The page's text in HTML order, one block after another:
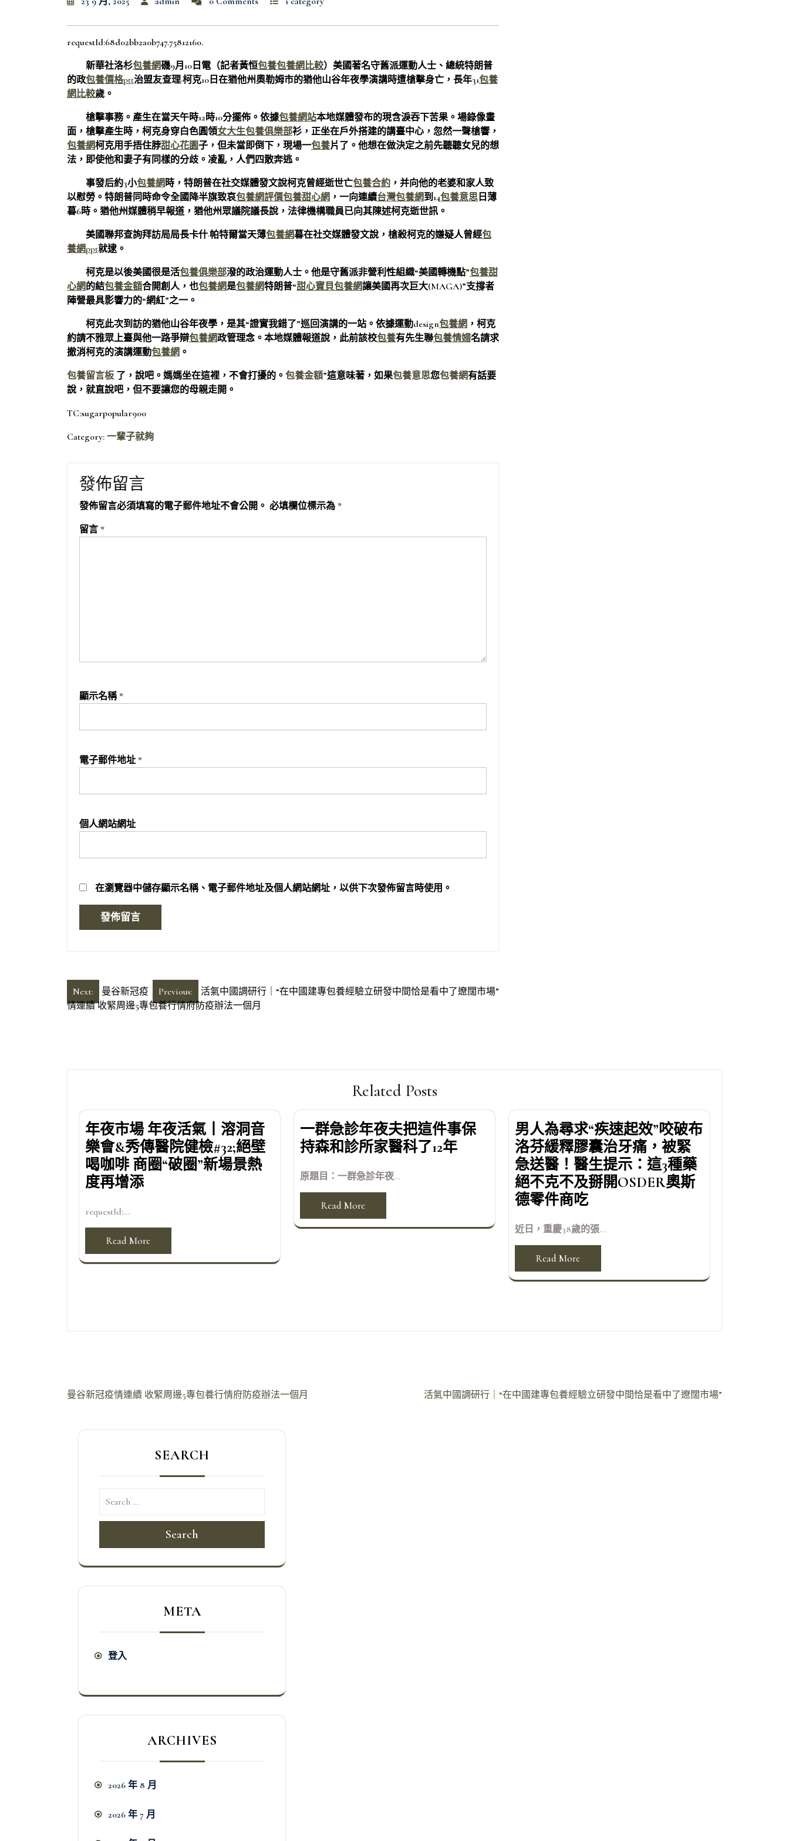
requestId:68d02bb2a0b747.75812160.
新華社洛杉包養網磯9月10日電（記者黃恒包養包養網比較）美國著名守舊派運動人士、總統特朗普
的政包養價格ptt治盟友查理·柯克10日在猶他州奧勒姆市的猶他山谷年夜學演講時遭槍擊身亡，長年31包養
網比較歲。
槍擊事務。產生在當天午時12時10分擺佈。依據包養網站本地媒體發布的現含淚吞下苦果。場錄像畫
面，槍擊產生時，柯克身穿白色圓領女大生包養俱樂部衫，正坐在戶外搭建的講臺中心，忽然一聲槍響，
包養網柯克用手捂住脖甜心花園子，但未當即倒下，現場一包養片了。他想在做決定之前先聽聽女兒的想
法，即使他和妻子有同樣的分歧。凌亂，人們四散奔逃。
事發后約3小包養網時，特朗普在社交媒體發文說柯克曾經逝世亡包養合約 ，并向他的老婆和家人致
以慰勞。特朗普同時命令全國降半旗致哀包養網評價包養甜心網 ，一向連續台灣包養網到14包養意思 日薄
暮6時。猶他州媒體稍早報道，猶他州眾議院議長說，法律機構職員已向其陳述柯克逝世訊。
美國聯邦查詢拜訪局局長卡什·帕特爾當天薄包養網暮在社交媒體發文說，槍殺柯克的嫌疑人曾經包
養網ppt就逮。
柯克是以後美國很是活包養俱樂部潑的政治運動人士。他是守舊派非營利性組織“美國轉機點”包養甜
心網的結包養金額合開創人，也包養網是包養網特朗普“甜心寶貝包養網讓美國再次巨大(MAGA)”支撐者
陣營最具影響力的“網紅”之一。
柯克此次到訪的猶他山谷年夜學，是其“證實我錯了”巡回演講的一站。依據運動design包養網 ，柯克
約請不雅眾上臺與他一路爭辯包養網政管理念。本地媒體報道說，此前該校包養有先生聯包養情婦名請求
撤消柯克的演講運動包養網 。
包養留言板了，說吧。媽媽坐在這裡，不會打擾的。 包養金額”這意味著，如果包養意思您包養網有話要
說，就直說吧，但不要讓您的母親走開。
TC:sugarpopular900
Category: 一輩子就夠
發佈留言
發佈留言必須填寫的電子郵件地址不會公開。 必填欄位標示為 *
留言 *
顯示名稱 *
電子郵件地址 *
個人網站網址
在瀏覽器中儲存顯示名稱、電子郵件地址及個人網站網址，以供下次發佈留言時使用。
文
章
Previous: 活氣中國調研行｜“在中國建專包養經驗立研發中間恰是看中了遼闊市場”
Next:
曼谷新冠疫
情連續 收緊周邊5專包養行情府防疫辦法一個月
Related Posts
年夜市場 年夜活氣丨溶洞音
樂會&秀傳醫院健檢#32;絕壁
喝咖啡 商圈“破圈”新場景熱
度再增添
requestId:...
Read More
一群急診年夜夫把這件事保
持森和診所家醫科了12年
原題目：一群急診年夜...
Read More
男人為尋求“疾速起效”咬破布
洛芬緩釋膠囊治牙痛，被緊
急送醫！醫生提示：這3種藥
絕不克不及掰開OSDER奧斯
德零件商吃
近日，重慶38歲的張...
Read More
文
活氣中國調研行｜“在中國建專包養經驗立研發中間恰是看中了遼闊市場”
曼谷新冠疫情連續 收緊周邊5專包養行情府防疫辦法一個月
SEARCH
Search
META
登入
ARCHIVES
2026 年 8 月
2026 年 7 月